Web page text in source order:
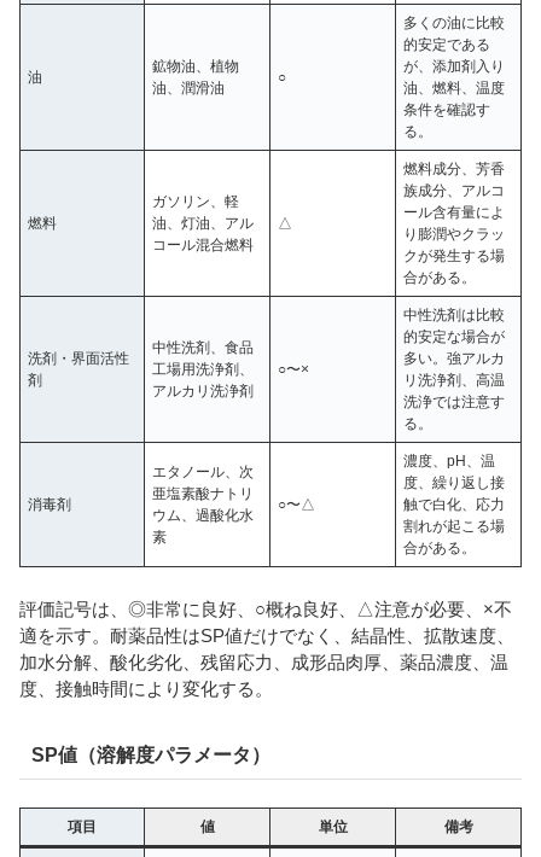
油
鉱物油、植物
油、潤滑油
○
多くの油に比較
的安定である
が、添加剤入り
油、燃料、温度
条件を確認す
る。
燃料
ガソリン、軽
油、灯油、アル
コール混合燃料
△
燃料成分、芳香
族成分、アルコ
ール含有量によ
り膨潤やクラッ
クが発生する場
合がある。
洗剤・界面活性
剤
中性洗剤、食品
工場用洗浄剤、
アルカリ洗浄剤
○〜×
中性洗剤は比較
的安定な場合が
多い。強アルカ
リ洗浄剤、高温
洗浄では注意す
る。
消毒剤
エタノール、次
亜塩素酸ナトリ
ウム、過酸化水
素
○〜△
濃度、pH、温
度、繰り返し接
触で白化、応力
割れが起こる場
合がある。
評価記号は、◎非常に良好、○概ね良好、△注意が必要、×不
適を示す。耐薬品性はSP値だけでなく、結晶性、拡散速度、
加水分解、酸化劣化、残留応力、成形品肉厚、薬品濃度、温
度、接触時間により変化する。
SP値（溶解度パラメータ）
項目 値 単位 備考